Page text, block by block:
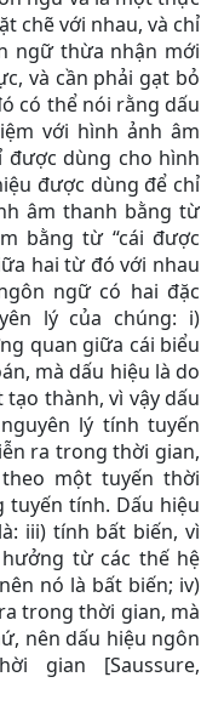
chẽ với nhau, và chỉ
ngữ thừa nhận mới
và cần phải gạt bỏ
có thể nói rằng dấu
với hình ảnh âm
dùng cho hình
được dùng để chỉ
âm thanh bằng từ
bằng từ “cái được
hai từ đó với nhau
ngữ có hai đặc
lý của chúng: i)
quan giữa cái biểu
mà dấu hiệu là do
thành, vì vậy dấu
lý tính tuyến
ra trong thời gian,
một tuyến thời
tuyến tính. Dấu hiệu
iii) tính bất biến, vì
từ các thế hệ
nó là bất biến; iv)
trong thời gian, mà
nên dấu hiệu ngôn
gian [Saussure,